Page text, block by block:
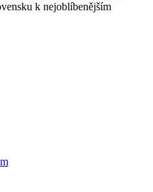
k nejoblíbenějším